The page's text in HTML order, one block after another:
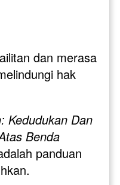
dan merasa
hak
Kedudukan Dan
Benda
panduan